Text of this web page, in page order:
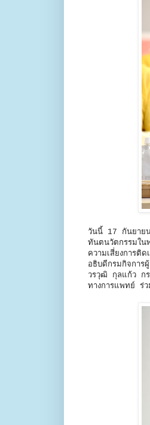
วันนี้ 17 กันยาย
ทันตนวัตกรรมใน
ความเสี่ยงการติ
อธิบดีกรมกิจกา
วรวุฒิ กุลแก้ว กร
ทางการแพทย์ ร่